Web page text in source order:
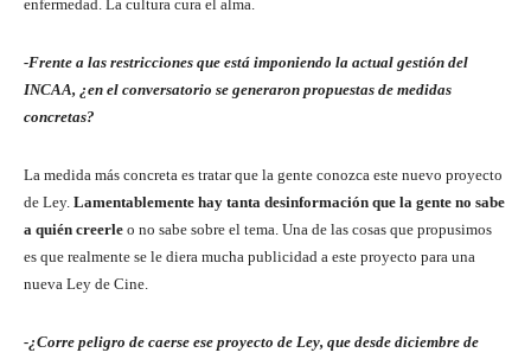
enfermedad. La cultura cura el alma.
-Frente a las restricciones que está imponiendo la actual gestión del
INCAA, ¿en el conversatorio se generaron propuestas de medidas
concretas?
La medida más concreta es tratar que la gente conozca este nuevo proyecto
de Ley. Lamentablemente hay tanta desinformación que la gente no sabe
a quién creerle o no sabe sobre el tema. Una de las cosas que propusimos
es que realmente se le diera mucha publicidad a este proyecto para una
nueva Ley de Cine.
-¿Corre peligro de caerse ese proyecto de Ley, que desde diciembre de